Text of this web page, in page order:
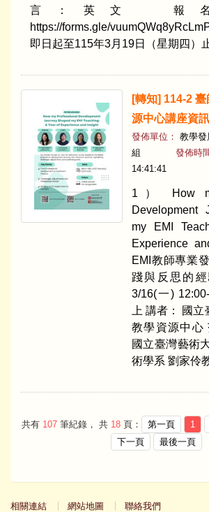
言：英文 報名
https://forms.gle/
即日起至115年3月19日（星期四）
[轉知] 114-2
源中心講座資訊
發佈單位： 教學發
組
發佈時
14:41:41
1） How
Development
my EMI
Experience
EMI教師專業
踐與反思的
3/16(一)
上 講者： 國
教學資源中心
國立臺灣藝術
術學系 劉家伶
共有 107 筆紀錄， 共 18 頁： 第一頁 1
下一頁
最後一頁
相關連結 網站地圖 聯絡我們